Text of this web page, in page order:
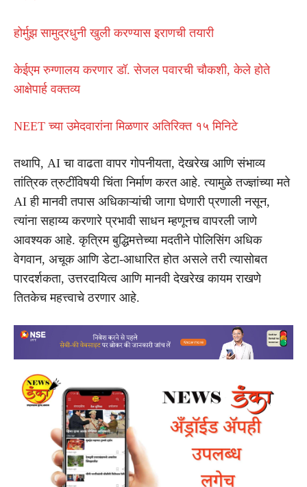
होर्मुझ सामुद्रधुनी खुली करण्यास इराणची तयारी
केईएम रुग्णालय करणार डॉ. सेजल पवारची चौकशी, केले होते
आक्षेपार्ह वक्तव्य
NEET च्या उमेदवारांना मिळणार अतिरिक्त १५ मिनिटे
तथापि, AI चा वाढता वापर गोपनीयता, देखरेख आणि संभाव्य
तांत्रिक त्रुटींविषयी चिंता निर्माण करत आहे. त्यामुळे तज्ज्ञांच्या मते
AI ही मानवी तपास अधिकाऱ्यांची जागा घेणारी प्रणाली नसून,
त्यांना सहाय्य करणारे प्रभावी साधन म्हणूनच वापरली जाणे
आवश्यक आहे. कृत्रिम बुद्धिमत्तेच्या मदतीने पोलिसिंग अधिक
वेगवान, अचूक आणि डेटा-आधारित होत असले तरी त्यासोबत
पारदर्शकता, उत्तरदायित्व आणि मानवी देखरेख कायम राखणे
तितकेच महत्त्वाचे ठरणार आहे.